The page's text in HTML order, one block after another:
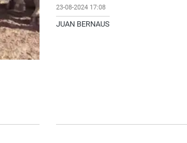
23-08-2024 17:08
JUAN BERNAUS